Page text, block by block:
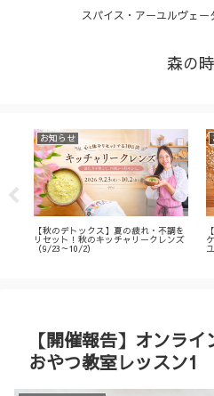
スパイス・アーユルヴェ
森の
お知らせ
【秋のデトックス】夏の疲れ・不調を
リセット！秋のキッチャリークレンズ
（9/23～10/2）
【開催報告】オンラ
おやつ教室レッスン1